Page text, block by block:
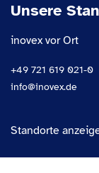
Unsere
inovex vor Ort
+49 721 619 021-0
info@inovex.de
Standorte